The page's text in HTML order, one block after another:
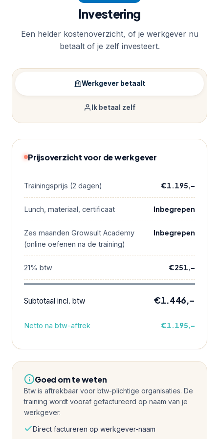
Investering
Een helder kostenoverzicht, of je werkgever nu
betaalt of je zelf investeert.
Werkgever betaalt
Ik betaal zelf
Prijsoverzicht voor de werkgever
Trainingsprijs (2 dagen) €1.195,–
Lunch, materiaal, certificaat Inbegrepen
Zes maanden Growsult Academy
(online oefenen na de training)
Inbegrepen
21% btw €251,–
Subtotaal incl. btw €1.446,–
Netto na btw-aftrek €1.195,–
Goed om te weten
Btw is aftrekbaar voor btw-plichtige organisaties. De
training wordt vooraf gefactureerd op naam van je
werkgever.
Direct factureren op werkgever-naam